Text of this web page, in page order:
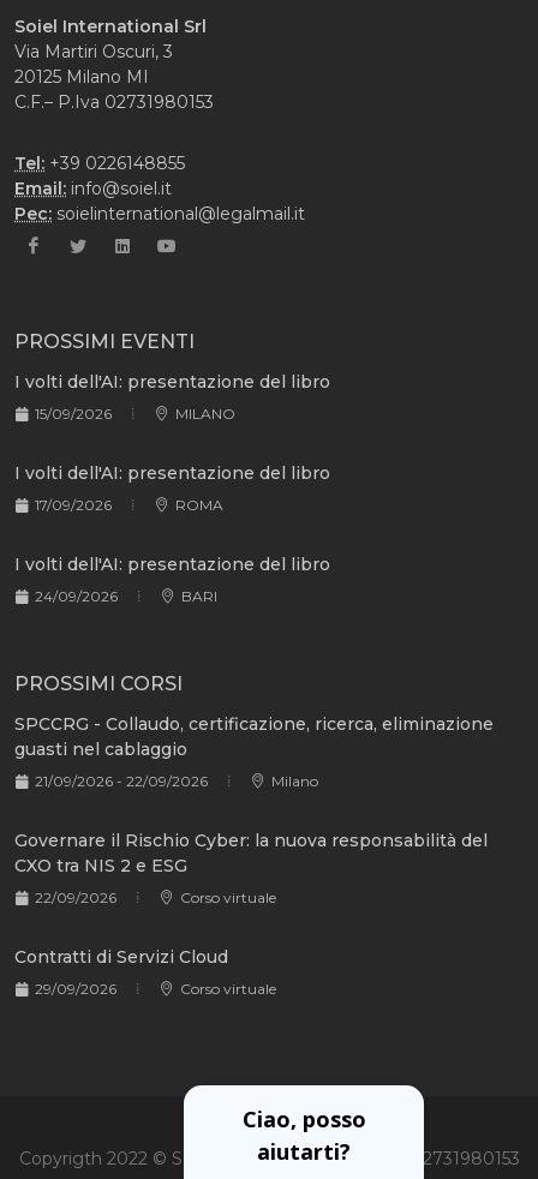
Soiel International Srl
Via Martiri Oscuri, 3
20125 Milano MI
C.F.– P.Iva 02731980153
Tel: +39 0226148855
Email: info@soiel.it
Pec: soielinternational@legalmail.it
PROSSIMI EVENTI
I volti dell'AI: presentazione del libro
15/09/2026 MILANO
I volti dell'AI: presentazione del libro
17/09/2026 ROMA
I volti dell'AI: presentazione del libro
24/09/2026 BARI
PROSSIMI CORSI
SPCCRG - Collaudo, certificazione, ricerca, eliminazione
guasti nel cablaggio
21/09/2026 - 22/09/2026 Milano
Governare il Rischio Cyber: la nuova responsabilità del
CXO tra NIS 2 e ESG
22/09/2026 Corso virtuale
Contratti di Servizi Cloud
29/09/2026 Corso virtuale
Copyrigth 2022 © Soiel International Srl - P.Iva 02731980153
Ciao, posso
aiutarti?